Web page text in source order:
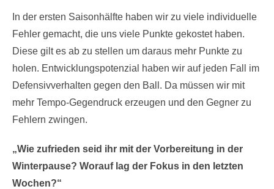
In der ersten Saisonhälfte haben wir zu viele individuelle
Fehler gemacht, die uns viele Punkte gekostet haben.
Diese gilt es ab zu stellen um daraus mehr Punkte zu
holen. Entwicklungspotenzial haben wir auf jeden Fall im
Defensivverhalten gegen den Ball. Da müssen wir mit
mehr Tempo-Gegendruck erzeugen und den Gegner zu
Fehlern zwingen.
„Wie zufrieden seid ihr mit der Vorbereitung in der
Winterpause? Worauf lag der Fokus in den letzten
Wochen?“